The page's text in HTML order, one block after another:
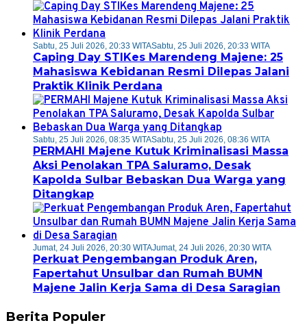
Sabtu, 25 Juli 2026, 20:33 WITASabtu, 25 Juli 2026, 20:33 WITA
Caping Day STIKes Marendeng Majene: 25
Mahasiswa Kebidanan Resmi Dilepas Jalani
Praktik Klinik Perdana
Sabtu, 25 Juli 2026, 08:35 WITASabtu, 25 Juli 2026, 08:36 WITA
PERMAHI Majene Kutuk Kriminalisasi Massa
Aksi Penolakan TPA Saluramo, Desak
Kapolda Sulbar Bebaskan Dua Warga yang
Ditangkap
Jumat, 24 Juli 2026, 20:30 WITAJumat, 24 Juli 2026, 20:30 WITA
Perkuat Pengembangan Produk Aren,
Fapertahut Unsulbar dan Rumah BUMN
Majene Jalin Kerja Sama di Desa Saragian
Berita Populer